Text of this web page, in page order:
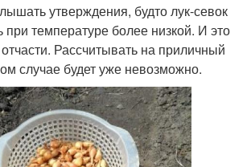
утверждения, будто лук-севок
температуре более низкой. И это
Рассчитывать на приличный
случае будет уже невозможно.